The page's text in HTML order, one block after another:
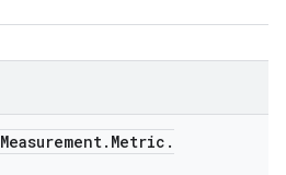
Measurement. Metric .